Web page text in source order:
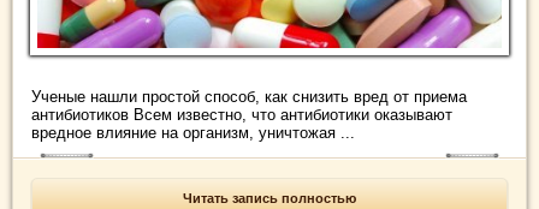
Ученые нашли простой способ, как снизить вред от приема
антибиотиков Всем известно, что антибиотики оказывают
вредное влияние на организм, уничтожая ...
Читать запись полностью